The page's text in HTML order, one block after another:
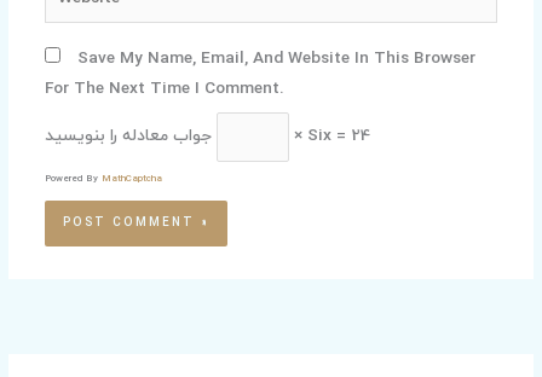
Save My Name, Email, And Website In This Browser
For The Next Time I Comment.
جواب معادله را بنویسید × Six = 24
Powered By MathCaptcha